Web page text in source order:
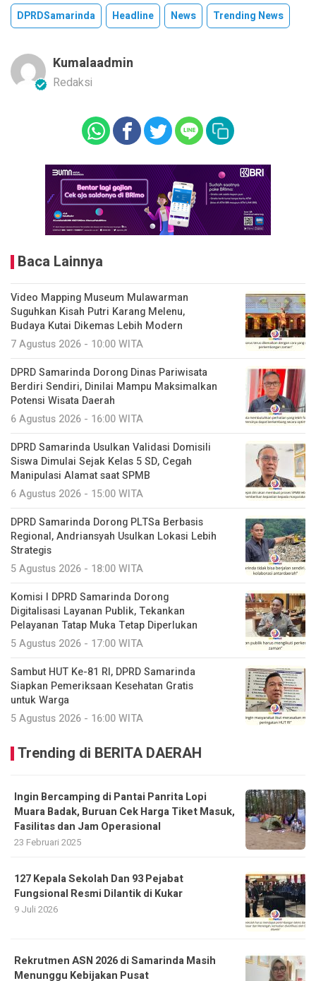
DPRDSamarinda Headline News Trending News
Kumalaadmin
Redaksi
Baca Lainnya
Video Mapping Museum Mulawarman
Suguhkan Kisah Putri Karang Melenu,
Budaya Kutai Dikemas Lebih Modern
7 Agustus 2026 - 10:00 WITA
DPRD Samarinda Dorong Dinas Pariwisata
Berdiri Sendiri, Dinilai Mampu Maksimalkan
Potensi Wisata Daerah
6 Agustus 2026 - 16:00 WITA
DPRD Samarinda Usulkan Validasi Domisili
Siswa Dimulai Sejak Kelas 5 SD, Cegah
Manipulasi Alamat saat SPMB
6 Agustus 2026 - 15:00 WITA
DPRD Samarinda Dorong PLTSa Berbasis
Regional, Andriansyah Usulkan Lokasi Lebih
Strategis
5 Agustus 2026 - 18:00 WITA
Komisi I DPRD Samarinda Dorong
Digitalisasi Layanan Publik, Tekankan
Pelayanan Tatap Muka Tetap Diperlukan
5 Agustus 2026 - 17:00 WITA
Sambut HUT Ke-81 RI, DPRD Samarinda
Siapkan Pemeriksaan Kesehatan Gratis
untuk Warga
5 Agustus 2026 - 16:00 WITA
Trending di BERITA DAERAH
Ingin Bercamping di Pantai Panrita Lopi
Muara Badak, Buruan Cek Harga Tiket Masuk,
Fasilitas dan Jam Operasional
23 Februari 2025
127 Kepala Sekolah Dan 93 Pejabat
Fungsional Resmi Dilantik di Kukar
9 Juli 2026
Rekrutmen ASN 2026 di Samarinda Masih
Menunggu Kebijakan Pusat